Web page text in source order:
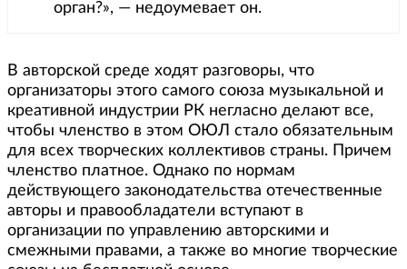
орган?», — недоумевает он.
В авторской среде ходят разговоры, что
организаторы этого самого союза музыкальной и
креативной индустрии РК негласно делают все,
чтобы членство в этом ОЮЛ стало обязательным
для всех творческих коллективов страны. Причем
членство платное. Однако по нормам
действующего законодательства отечественные
авторы и правообладатели вступают в
организации по управлению авторскими и
смежными правами, а также во многие творческие